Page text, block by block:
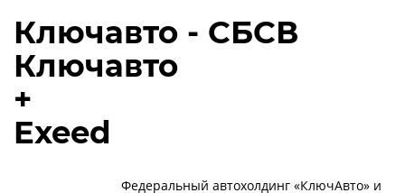
Ключавто - СБСВ
Ключавто
+
Exeed
Федеральный автохолдинг «КлючАвто» и